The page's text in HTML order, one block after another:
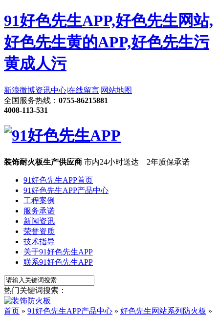
91好色先生APP,好色先生网站,
好色先生黄的APP,好色先生污
黄成人污
新浪微博资讯中心|在线留言|网站地图
全国服务热线： 0755-86215881
4008-113-531
装饰耐火板生产供应商 市内24小时送达 2年质保承诺
91好色先生APP首页
91好色先生APP产品中心
工程案例
服务承诺
新闻资讯
荣誉资质
技术指导
关于91好色先生APP
联系91好色先生APP
热门关键词搜索：
首页 » 91好色先生APP产品中心 » 好色先生网站系列防火板 »